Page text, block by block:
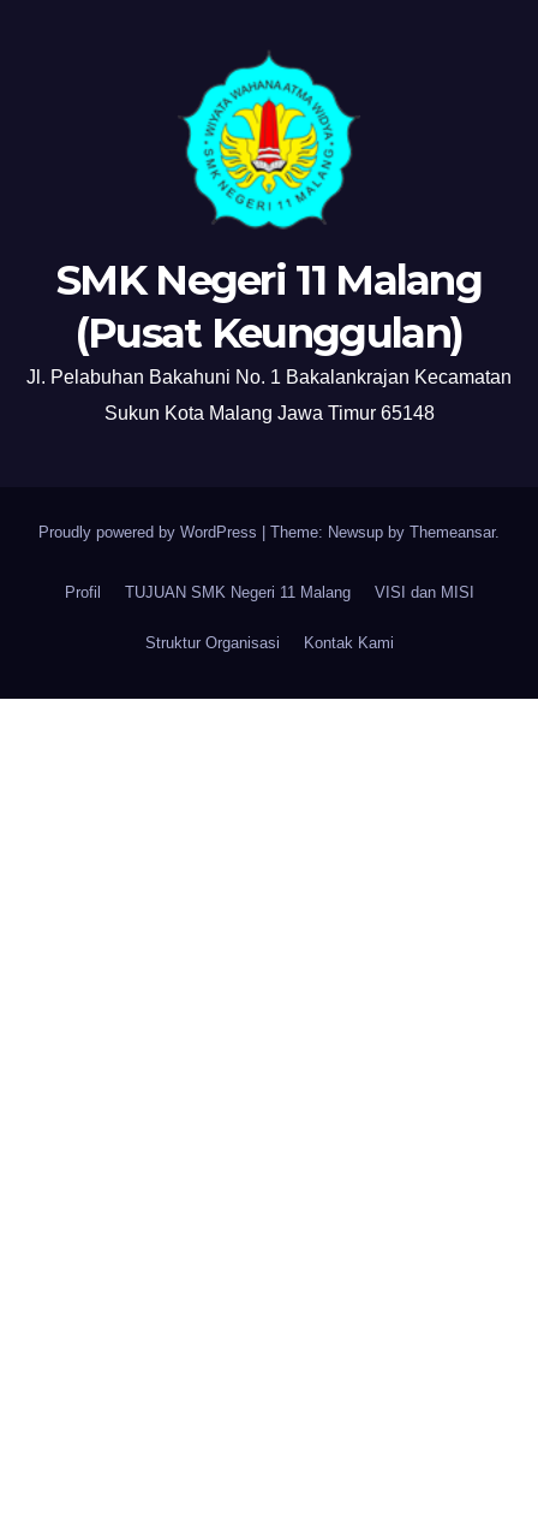
SMK Negeri 11 Malang
(Pusat Keunggulan)
Jl. Pelabuhan Bakahuni No. 1 Bakalankrajan Kecamatan
Sukun Kota Malang Jawa Timur 65148
Proudly powered by WordPress Theme: Newsup by Themeansar.
Profil TUJUAN SMK Negeri 11 Malang VISI dan MISI
Struktur Organisasi Kontak Kami